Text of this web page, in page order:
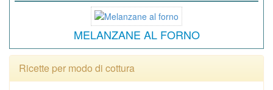
MELANZANE AL FORNO
Ricette per modo di cottura